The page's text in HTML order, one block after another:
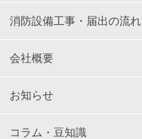
消防設備工事・届出の流れ
会社概要
お知らせ
コラム・豆知識